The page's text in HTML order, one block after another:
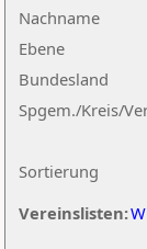
Nachname
Ebene
Sortierung
Bundesland
Spgem./Kreis/
Vereinslisten: